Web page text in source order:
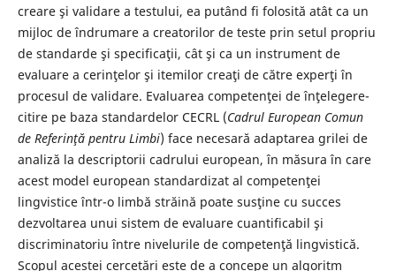
creare şi validare a testului, ea putând fi folosită atât ca un
mijloc de îndrumare a creatorilor de teste prin setul propriu
de standarde şi specificaţii, cât şi ca un instrument de
evaluare a cerinţelor şi itemilor creaţi de către experţi în
procesul de validare. Evaluarea competenţei de înţelegere-
citire pe baza standardelor CECRL (Cadrul European Comun
de Referinţă pentru Limbi) face necesară adaptarea grilei de
analiză la descriptorii cadrului european, în măsura în care
acest model european standardizat al competenţei
lingvistice într-o limbă străină poate susţine cu succes
dezvoltarea unui sistem de evaluare cuantificabil şi
discriminatoriu între nivelurile de competenţă lingvistică.
Scopul acestei cercetări este de a concepe un algoritm